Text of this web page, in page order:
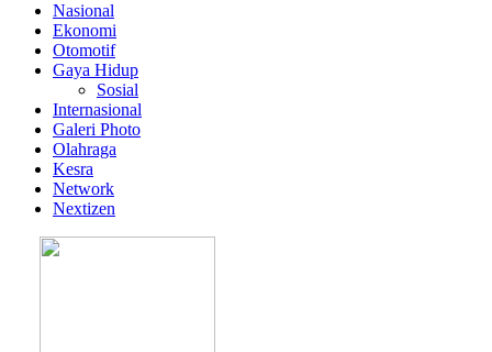
Nasional
Ekonomi
Otomotif
Gaya Hidup
Sosial
Internasional
Galeri Photo
Olahraga
Kesra
Network
Nextizen